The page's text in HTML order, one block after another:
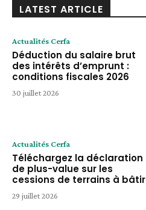
LATEST ARTICLE
Actualités Cerfa
Déduction du salaire brut
des intérêts d’emprunt :
conditions fiscales 2026
30 juillet 2026
Actualités Cerfa
Téléchargez la déclaration
de plus-value sur les
cessions de terrains à bâtir
29 juillet 2026